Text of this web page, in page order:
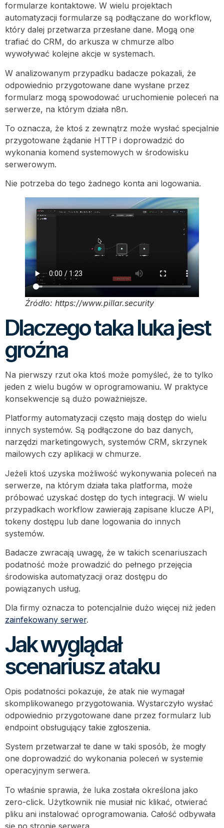
formularze kontaktowe. W wielu projektach
automatyzacji formularze są podłączane do workflow,
który dalej przetwarza przesłane dane. Mogą one
trafiać do CRM, do arkusza w chmurze albo
wywoływać kolejne akcje w systemach.
W analizowanym przypadku badacze pokazali, że
odpowiednio przygotowane dane wysłane przez
formularz mogą spowodować uruchomienie poleceń na
serwerze, na którym działa n8n.
To oznacza, że ktoś z zewnątrz może wysłać specjalnie
przygotowane żądanie HTTP i doprowadzić do
wykonania komend systemowych w środowisku
serwerowym.
Nie potrzeba do tego żadnego konta ani logowania.
Źródło: https://www.pillar.security
Dlaczego taka luka jest
groźna
Na pierwszy rzut oka ktoś może pomyśleć, że to tylko
jeden z wielu bugów w oprogramowaniu. W praktyce
konsekwencje są dużo poważniejsze.
Platformy automatyzacji często mają dostęp do wielu
innych systemów. Są podłączone do baz danych,
narzędzi marketingowych, systemów CRM, skrzynek
mailowych czy aplikacji w chmurze.
Jeżeli ktoś uzyska możliwość wykonywania poleceń na
serwerze, na którym działa taka platforma, może
próbować uzyskać dostęp do tych integracji. W wielu
przypadkach workflow zawierają zapisane klucze API,
tokeny dostępu lub dane logowania do innych
systemów.
Badacze zwracają uwagę, że w takich scenariuszach
podatność może prowadzić do pełnego przejęcia
środowiska automatyzacji oraz dostępu do
powiązanych usług.
Dla firmy oznacza to potencjalnie dużo więcej niż jeden
zainfekowany serwer.
Jak wyglądał
scenariusz ataku
Opis podatności pokazuje, że atak nie wymagał
skomplikowanego przygotowania. Wystarczyło wysłać
odpowiednio przygotowane dane przez formularz lub
endpoint obsługujący takie zgłoszenia.
System przetwarzał te dane w taki sposób, że mogły
one doprowadzić do wykonania poleceń w systemie
operacyjnym serwera.
To właśnie sprawia, że luka została określona jako
zero-click. Użytkownik nie musiał nic klikać, otwierać
pliku ani instalować oprogramowania. Całość odbywała
się po stronie serwera.